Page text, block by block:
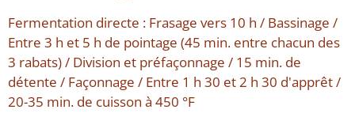
Fermentation directe : Frasage vers 10 h / Bassinage /
Entre 3 h et 5 h de pointage (45 min. entre chacun des
3 rabats) / Division et préfaçonnage / 15 min. de
détente / Façonnage / Entre 1 h 30 et 2 h 30 d'apprêt /
20-35 min. de cuisson à 450 °F